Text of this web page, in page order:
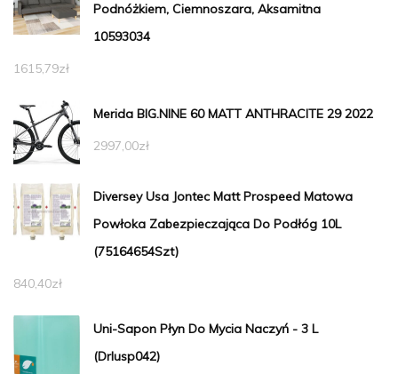
Podnóżkiem, Ciemnoszara, Aksamitna
10593034
1615,79zł
Merida BIG.NINE 60 MATT ANTHRACITE 29 2022
2997,00zł
Diversey Usa Jontec Matt Prospeed Matowa
Powłoka Zabezpieczająca Do Podłóg 10L
(75164654Szt)
840,40zł
Uni-Sapon Płyn Do Mycia Naczyń - 3 L
(Drlusp042)